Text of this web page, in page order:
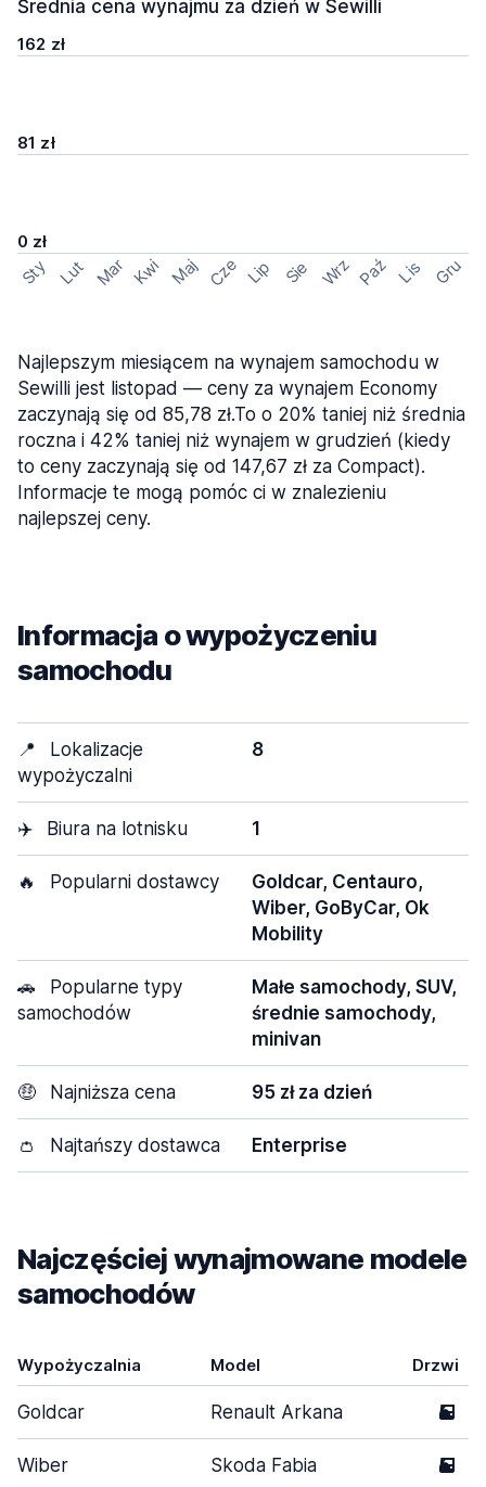
Średnia cena wynajmu za dzień w Sewilli
162 zł
81 zł
0 zł
Sty Lut Mar Kwi Maj Cze Lip Sie Wrz Paź Lis Gru
Najlepszym miesiącem na wynajem samochodu w
Sewilli jest listopad — ceny za wynajem Economy
zaczynają się od 85,78 zł.To o 20% taniej niż średnia
roczna i 42% taniej niż wynajem w grudzień (kiedy
to ceny zaczynają się od 147,67 zł za Compact).
Informacje te mogą pomóc ci w znalezieniu
najlepszej ceny.
Informacja o wypożyczeniu
samochodu
📍
Lokalizacje
wypożyczalni
8
✈️ Biura na lotnisku 1
🔥 Popularni dostawcy
Goldcar, Centauro,
Wiber, GoByCar, Ok
Mobility
🚗
Popularne typy
samochodów
Małe samochody, SUV,
średnie samochody,
minivan
🤑 Najniższa cena 95 zł za dzień
👛 Najtańszy dostawca Enterprise
Najczęściej wynajmowane modele
samochodów
Wypożyczalnia Model Drzwi
Goldcar Renault Arkana 5
Wiber Skoda Fabia 5